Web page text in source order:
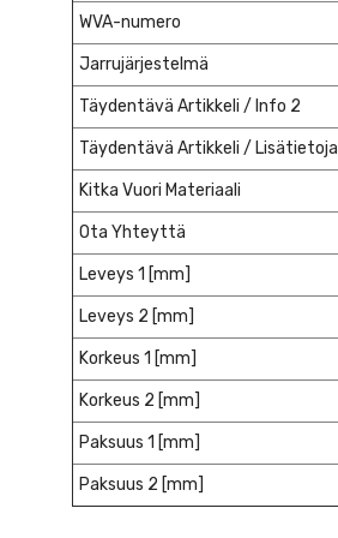
WVA-numero
Jarrujärjestelmä
Täydentävä Artikkeli / Info 2
Täydentävä Artikkeli / Lisätietoja
Kitka Vuori Materiaali
Ota Yhteyttä
Leveys 1 [mm]
Leveys 2 [mm]
Korkeus 1 [mm]
Korkeus 2 [mm]
Paksuus 1 [mm]
Paksuus 2 [mm]